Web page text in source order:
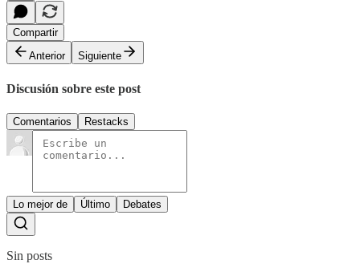
Compartir
Anterior
Siguiente
Discusión sobre este post
Comentarios Restacks
Lo mejor de Último Debates
Sin posts